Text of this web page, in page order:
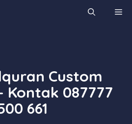
Custom
Kontak 087777
661